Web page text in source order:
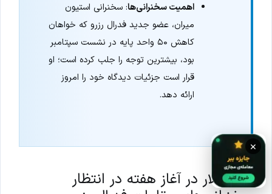
اهمیت سخنرانی‌ها: سخنرانی استیون
میران، عضو جدید فدرال رزرو که خواهان
کاهش ۵۰ واحد پایه در نشست سپتامبر
بود، بیشترین توجه را جلب کرده است؛ او
قرار است جزئیات دیدگاه خود را امروز
ارائه دهد.
ثبات دلار در آغاز هفته در انتظار
×